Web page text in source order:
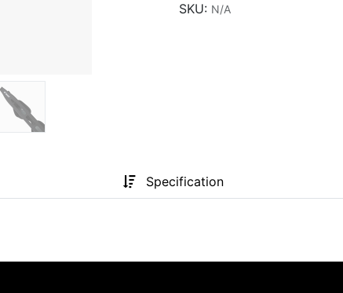
SKU: N/A
Specification